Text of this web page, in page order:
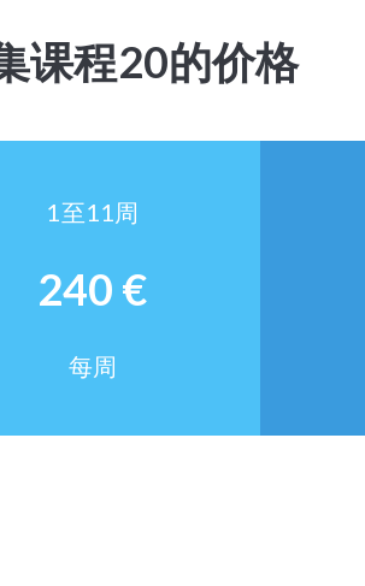
课程20的价格
1至11周
240 €
每周